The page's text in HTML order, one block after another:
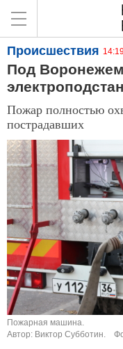
Происшествия
Под
Пожар полностью
пострадавших
Пожарная машина.
Автор: Виктор Субботин.